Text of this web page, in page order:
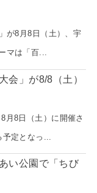
が8月8日（土）、宇
マは「百...
会」が8/8（土）
月8日（土）に開催さ
定となっ...
い公園で「ちび